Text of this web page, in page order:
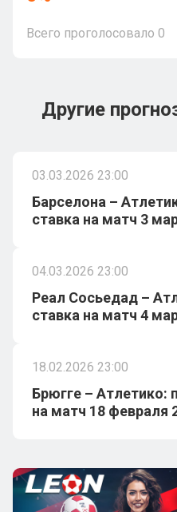
Всего проголосовало 0
Другие
03.03.2026 23:00
Барселона –
ставка на матч 3
04.03.2026 23:00
Реал Сосьедад –
ставка на матч 4
18.02.2026 23:00
Брюгге – Атлетико:
на матч 18 февраля